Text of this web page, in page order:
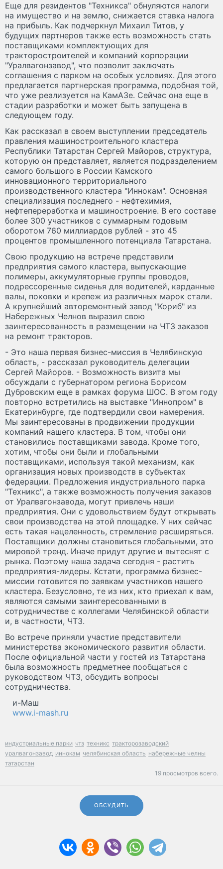
Еще для резидентов "Техникса" обнуляются налоги
на имущество и на землю, снижается ставка налога
на прибыль. Как подчеркнул Михаил Титов, у
будущих партнеров также есть возможность стать
поставщиками комплектующих для
тракторостроителей и компаний корпорации
"Уралвагонзавод", что позволит заключать
соглашения с парком на особых условиях. Для этого
предлагается партнерская программа, подобная той,
что уже реализуется на КамАЗе. Сейчас она еще в
стадии разработки и может быть запущена в
следующем году.
Как рассказал в своем выступлении председатель
правления машиностроительного кластера
Республики Татарстан Сергей Майоров, структура,
которую он представляет, является подразделением
самого большого в России Камского
инновационного территориального
производственного кластера "Иннокам". Основная
специализация последнего - нефтехимия,
нефтепереработка и машиностроение. В его составе
более 300 участников с суммарным годовым
оборотом 760 миллиардов рублей - это 45
процентов промышленного потенциала Татарстана.
Свою продукцию на встрече представили
предприятия самого кластера, выпускающие
полимеры, аккумуляторные группы проводов,
подрессоренные сиденья для водителей, карданные
валы, поковки и крепеж из различных марок стали.
А крупнейший авторемонтный завод "Кориб" из
Набережных Челнов выразил свою
заинтересованность в размещении на ЧТЗ заказов
на ремонт тракторов.
- Это наша первая бизнес-миссия в Челябинскую
область, - рассказал руководитель делегации
Сергей Майоров. - Возможность визита мы
обсуждали с губернатором региона Борисом
Дубровским еще в рамках форума ШОС. В этом году
повторно встретились на выставке "Иннопром" в
Екатеринбурге, где подтвердили свои намерения.
Мы заинтересованы в продвижении продукции
компаний нашего кластера. В том, чтобы они
становились поставщиками завода. Кроме того,
хотим, чтобы они были и глобальными
поставщиками, используя такой механизм, как
организация новых производств в субъектах
федерации. Предложения индустриального парка
"Техникс", а также возможность получения заказов
от Уралвагонзавода, могут привлечь наши
предприятия. Они с удовольствием будут открывать
свои производства на этой площадке. У них сейчас
есть такая нацеленность, стремление расширяться.
Поставщики должны становиться глобальными, это
мировой тренд. Иначе придут другие и вытеснят с
рынка. Поэтому наша задача сегодня - растить
предприятия-лидеры. Кстати, программа бизнес-
миссии готовится по заявкам участников нашего
кластера. Безусловно, те из них, кто приехал к вам,
являются самыми заинтересованными в
сотрудничестве с коллегами Челябинской области
и, в частности, ЧТЗ.
Во встрече приняли участие представители
министерства экономического развития области.
После официальной части у гостей из Татарстана
была возможность предметнее пообщаться с
руководством ЧТЗ, обсудить вопросы
сотрудничества.
и-Маш
www.i-mash.ru
индустриальные парки чтз техникс тракторозаводский
уралвагонзавод иннокам челябинская область набережные челны
татарстан
19 просмотров всего.
ОБСУДИТЬ